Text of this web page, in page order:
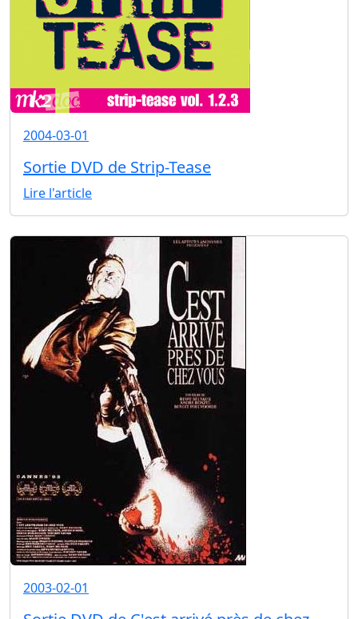
2004-03-01
Sortie DVD de Strip-Tease
Lire l'article
2003-02-01